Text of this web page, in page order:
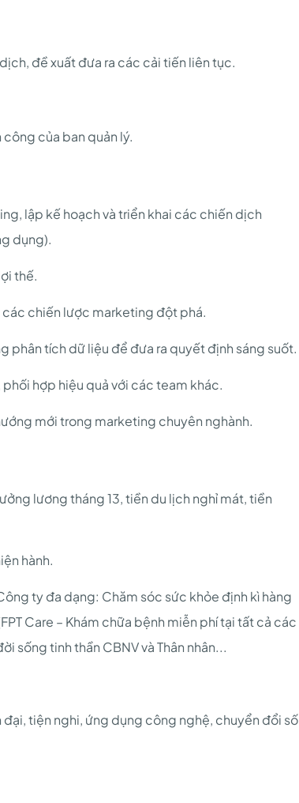
đề xuất đưa ra các cải tiến liên tục.
của ban quản lý.
lập kế hoạch và triển khai các chiến dịch
dụng).
thế.
các chiến lược marketing đột phá.
phân tích dữ liệu để đưa ra quyết định sáng suốt.
hợp hiệu quả với các team khác.
mới trong marketing chuyên nghành.
lương tháng 13, tiền du lịch nghỉ mát, tiền
hành.
ty đa dạng: Chăm sóc sức khỏe định kì hàng
Care – Khám chữa bệnh miễn phí tại tất cả các
sống tinh thần CBNV và Thân nhân...
tiện nghi, ứng dụng công nghệ, chuyển đổi số